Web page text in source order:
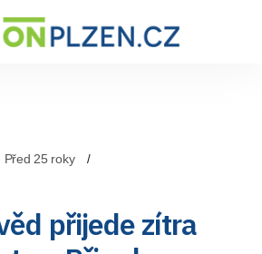
Před 25 roky
přijede zítra